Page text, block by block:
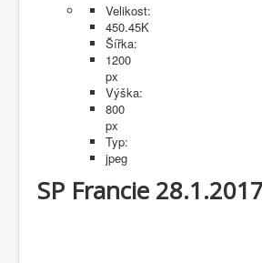
Velikost:
450.45K
Šířka:
1200
px
Výška:
800
px
Typ:
jpeg
SP Francie